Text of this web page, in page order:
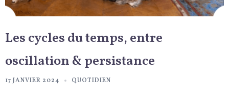
Les cycles du temps, entre
oscillation & persistance
17 JANVIER 2024 QUOTIDIEN